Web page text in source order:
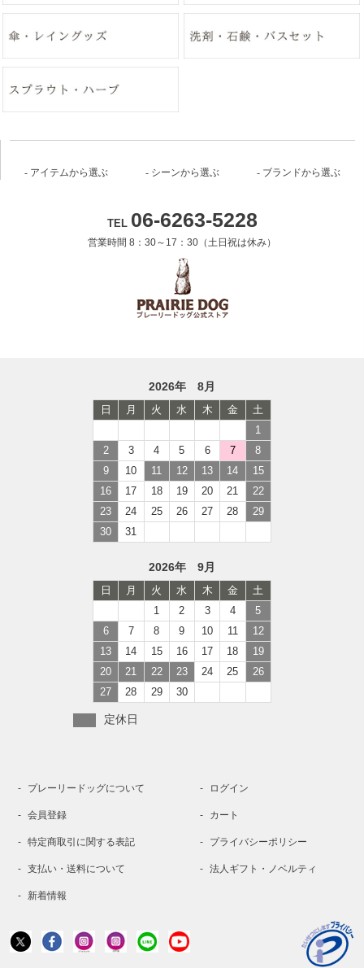
アイテムから選ぶ シーンから選ぶ ブランドから選ぶ
TEL 06-6263-5228
営業時間 8：30～17：30（土日祝は休み）
2026年 8月
日 月 火 水 木 金
土
1
2
3 4 5 6 7
8
9
10 11 12 13 14
15
16
17 18 19 20 21
22
23
24 25 26 27 28
29
30
31
2026年 9月
日 月 火 水 木 金
土
1
2 3 4
5
6
7 8 9 10 11
12
13
14 15 16 17 18
19
20
21 22 23 24 25
26
27
28 29 30
定休日
プレーリードッグについて ログイン
会員登録 カート
特定商取引に関する表記 プライバシーポリシー
支払い・送料について 法人ギフト・ノベルティ
新着情報